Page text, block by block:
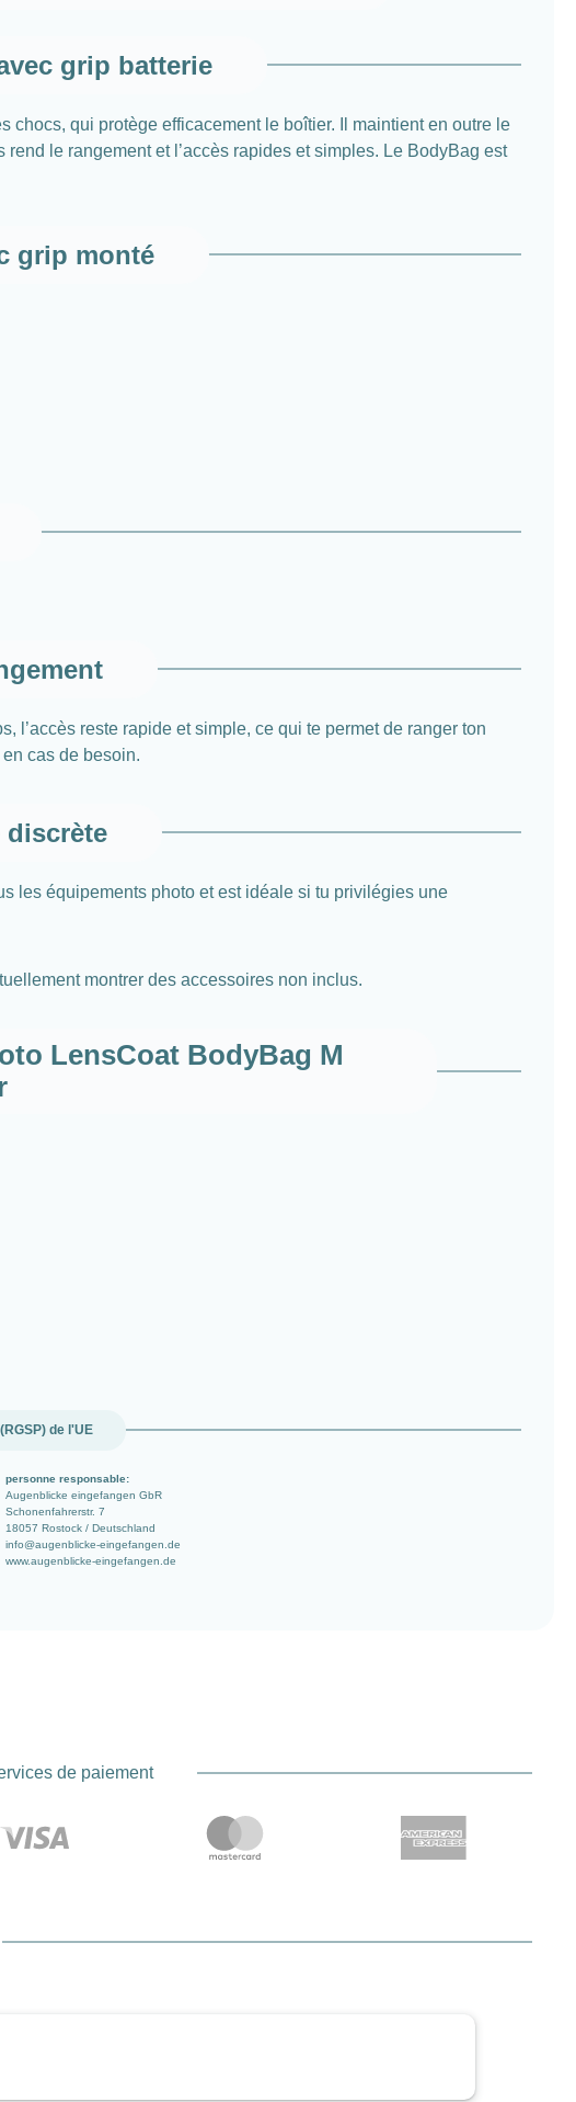
grip batterie
qui protège efficacement le boîtier. Il maintient en outre le
le rangement et l’accès rapides et simples. Le BodyBag est
grip monté
l’accès reste rapide et simple, ce qui te permet de ranger ton
cas de besoin.
discrète
les équipements photo et est idéale si tu privilégies une
montrer des accessoires non inclus.
LensCoat BodyBag M
de l'UE
personne responsable:
Augenblicke eingefangen GbR
Schonenfahrerstr. 7
18057 Rostock / Deutschland
info@augenblicke-eingefangen.de
www.augenblicke-eingefangen.de
de paiement